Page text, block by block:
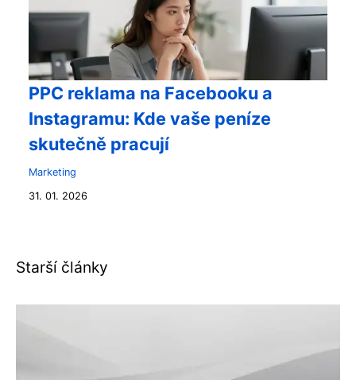
PPC reklama na Facebooku a
Instagramu: Kde vaše peníze
skutečně pracují
Marketing
31. 01. 2026
Starší články